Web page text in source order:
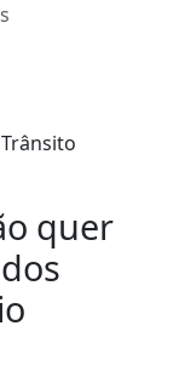
Trânsito
quer